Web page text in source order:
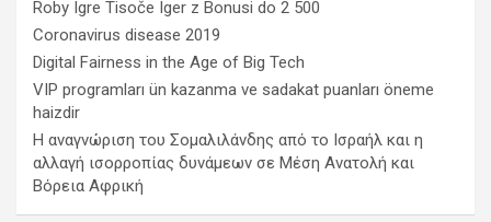
Roby Igre Tisoče Iger z Bonusi do 2 500
Coronavirus disease 2019
Digital Fairness in the Age of Big Tech
VIP programları ün kazanma ve sadakat puanları öneme
haizdir
Η αναγνώριση του Σομαλιλάνδης από το Ισραήλ και η
αλλαγή ισορροπίας δυνάμεων σε Μέση Ανατολή και
Βόρεια Αφρική